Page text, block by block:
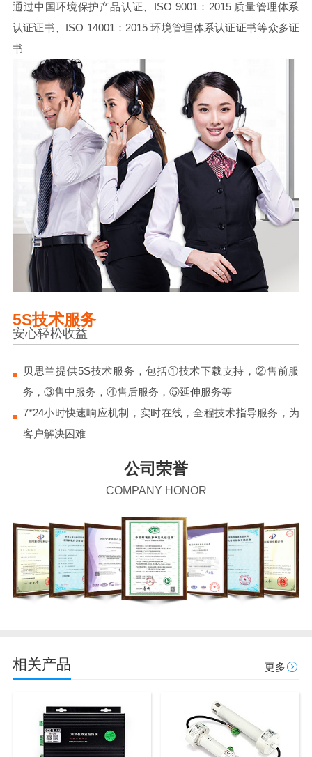
通过中国环境保护产品认证、ISO 9001：2015 质量管理体系
认证证书、ISO 14001：2015 环境管理体系认证证书等众多证
书
5S技术服务
安心轻松收益
贝思兰提供5S技术服务，包括①技术下载支持，②售前服
务，③售中服务，④售后服务，⑤延伸服务等
7*24小时快速响应机制，实时在线，全程技术指导服务，为
客户解决困难
公司荣誉
COMPANY HONOR
相关产品 更多